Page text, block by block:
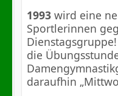
1993wird eine
Sportlerinnen
die
daraufhin